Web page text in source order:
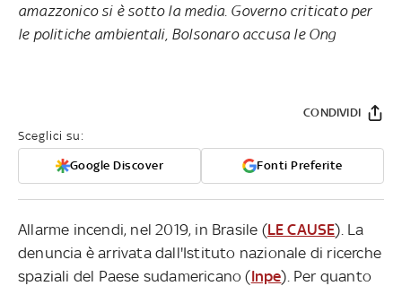
amazzonico si è sotto la media. Governo criticato per
le politiche ambientali, Bolsonaro accusa le Ong
Sceglici su:
Google Discover Fonti Preferite
CONDIVIDI
Allarme incendi, nel 2019, in Brasile (LE CAUSE). La
denuncia è arrivata dall'Istituto nazionale di ricerche
spaziali del Paese sudamericano (Inpe). Per quanto